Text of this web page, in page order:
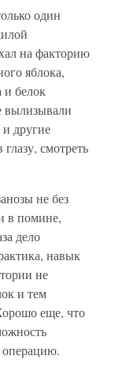
один
на факторию
яблока,
и белок
вылизывали
другие
смотреть
не без
в помине,
дело
навык
не
и тем
еще, что
операцию.